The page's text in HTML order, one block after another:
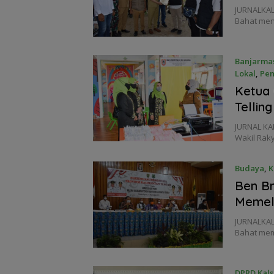
Bahat
Lokal,
18
Ketua
Telling
JURNAL
Wakil
Budaya,
Ben
Bahat